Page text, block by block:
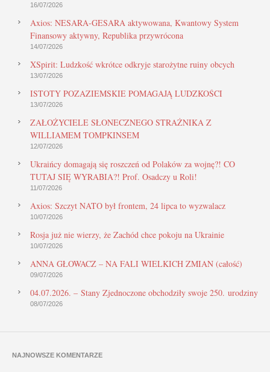
16/07/2026
Axios: NESARA-GESARA aktywowana, Kwantowy System
Finansowy aktywny, Republika przywrócona
14/07/2026
XSpirit: Ludzkość wkrótce odkryje starożytne ruiny obcych
13/07/2026
ISTOTY POZAZIEMSKIE POMAGAJĄ LUDZKOŚCI
13/07/2026
ZAŁOŻYCIELE SŁONECZNEGO STRAŻNIKA Z
WILLIAMEM TOMPKINSEM
12/07/2026
Ukraińcy domagają się roszczeń od Polaków za wojnę?! CO
TUTAJ SIĘ WYRABIA?! Prof. Osadczy u Roli!
11/07/2026
Axios: Szczyt NATO był frontem, 24 lipca to wyzwalacz
10/07/2026
Rosja już nie wierzy, że Zachód chce pokoju na Ukrainie
10/07/2026
ANNA GŁOWACZ – NA FALI WIELKICH ZMIAN (całość)
09/07/2026
04.07.2026. – Stany Zjednoczone obchodziły swoje 250. urodziny
08/07/2026
NAJNOWSZE KOMENTARZE